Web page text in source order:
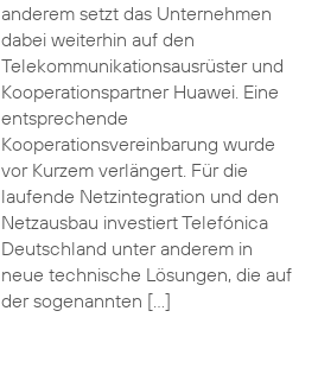
anderem setzt das Unternehmen
dabei weiterhin auf den
Telekommunikationsausrüster und
Kooperationspartner Huawei. Eine
entsprechende
Kooperationsvereinbarung wurde
vor Kurzem verlängert. Für die
laufende Netzintegration und den
Netzausbau investiert Telefónica
Deutschland unter anderem in
neue technische Lösungen, die auf
der sogenannten […]